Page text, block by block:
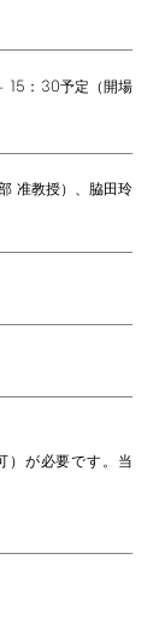
15 ： 30予定（開場
准教授）、脇田玲
）が必要です。当